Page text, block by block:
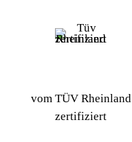
vom TÜV Rheinland
zertifiziert